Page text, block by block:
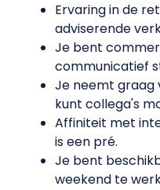
Ervaring in de
adviserende
Je bent
communicatief
Je neemt graag
kunt collega's
Affiniteit met
is een pré.
Je bent
weekend te